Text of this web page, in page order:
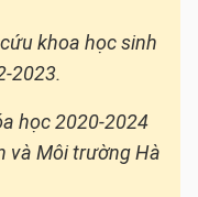
khoa học sinh
2023.
học 2020-2024
và Môi trường Hà